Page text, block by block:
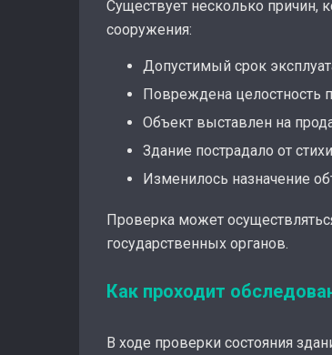
Существует несколько причин,
сооружения:
Допустимый срок
Повреждена целостность
Объект выставлен на
Здание пострадало от
Изменилось назначение
Проверка может
государственных органов.
Как проходит
В ходе проверки состояния